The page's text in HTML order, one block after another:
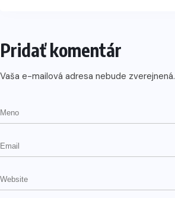
Pridať komentár
Vaša e-mailová adresa nebude zverejnená.